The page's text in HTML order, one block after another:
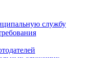
службу